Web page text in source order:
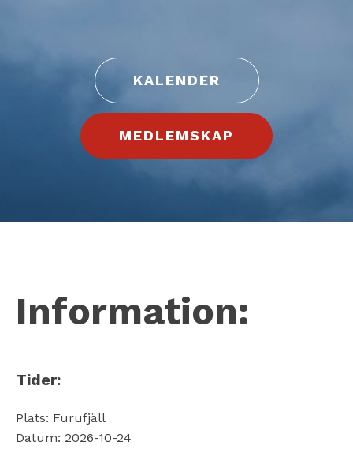
KALENDER
MEDLEMSKAP
Information:
Tider:
Plats: Furufjäll
Datum: 2026-10-24